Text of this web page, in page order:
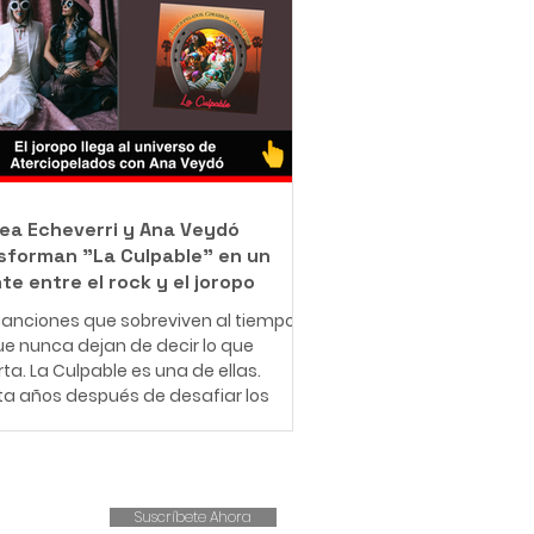
como barrendero en las calles de
con una misión que resume en
"Bendecido para bendecir".
muy pequeño, Leonardo entendió
significa enfrentar dificultades
Creció en una familia de
r
Echeverri y Ana Veydó
"La Culpable" en un
entre el rock y el joropo
que sobreviven al tiempo
nunca dejan de decir lo que
La Culpable es una de ellas.
años después de desafiar los
por la voz indómita de Ana
Suscríbete Ahora